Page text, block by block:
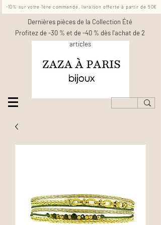
-10% sur votre 1ère commande, livraison offerte à partir de 50€
Dernières pièces de la Collection Été
Profitez de -30 % et de -40 % dès l'achat de 2
articles